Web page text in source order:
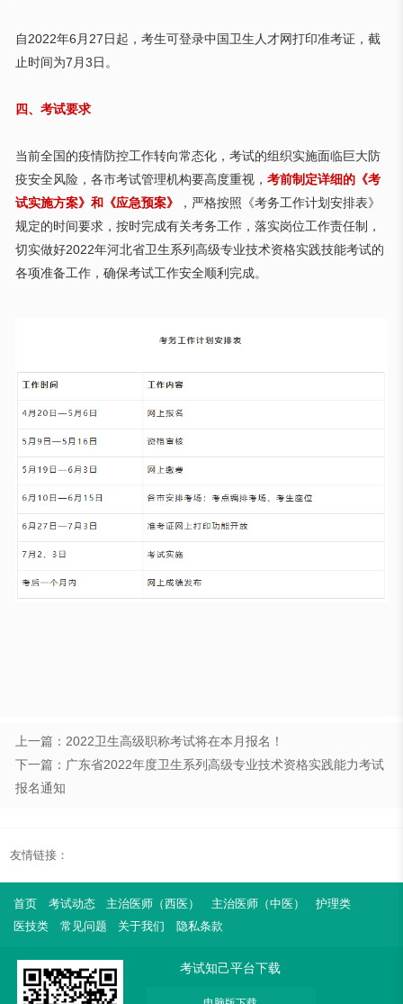
自2022年6月27日起，考生可登录中国卫生人才网打印准考证，截
止时间为7月3日。
四、考试要求
当前全国的疫情防控工作转向常态化，考试的组织实施面临巨大防
疫安全风险，各市考试管理机构要高度重视， 考前制定详细的《考
试实施方案》和《应急预案》
，严格按照《考务工作计划安排表》
规定的时间要求，按时完成有关考务工作，落实岗位工作责任制，
切实做好2022年河北省卫生系列高级专业技术资格实践技能考试的
各项准备工作，确保考试工作安全顺利完成。
上一篇：2022卫生高级职称考试将在本月报名！
下一篇：广东省2022年度卫生系列高级专业技术资格实践能力考试
报名通知
友情链接：
首页 考试动态 主治医师（西医） 主治医师（中医）
护理类
医技类
常见问题 关于我们 隐私条款
考试知己平台下载